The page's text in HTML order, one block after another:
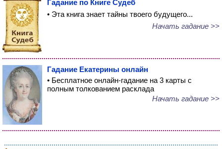
Гадание по Книге Судеб
• Эта книга знает тайны твоего будущего...
Начать гадание >>
Гадание Екатерины онлайн
• Бесплатное онлайн-гадание на 3 карты с
полным толкованием расклада
Начать гадание >>